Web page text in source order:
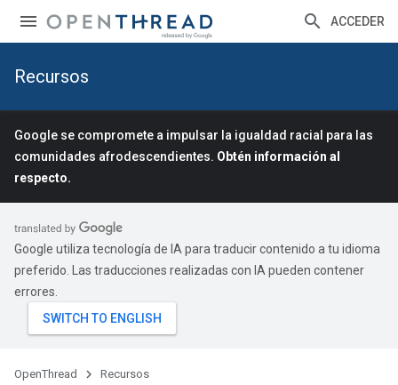
ACCEDER
Recursos
Google se compromete a impulsar la igualdad racial para las
comunidades afrodescendientes. Obtén información al
respecto.
Google utiliza tecnología de IA para traducir contenido a tu idioma
preferido. Las traducciones realizadas con IA pueden contener
errores.
OpenThread Recursos